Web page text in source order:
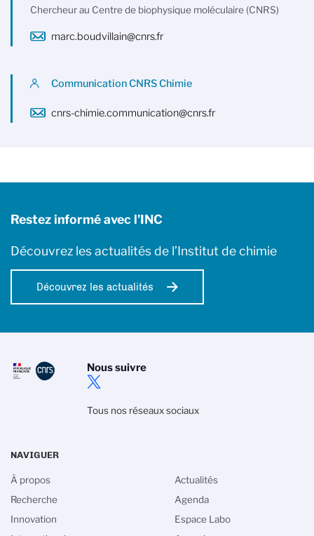
Chercheur au Centre de biophysique moléculaire (CNRS)
marc.boudvillain@cnrs.fr
Communication CNRS Chimie
cnrs-chimie.communication@cnrs.fr
Restez informé avec l'INC
Découvrez les actualités de l’Institut de chimie
Découvrez les actualités
Nous suivre
Tous nos réseaux sociaux
NAVIGUER
À propos
Recherche
Innovation
Actualités
Agenda
Espace Labo